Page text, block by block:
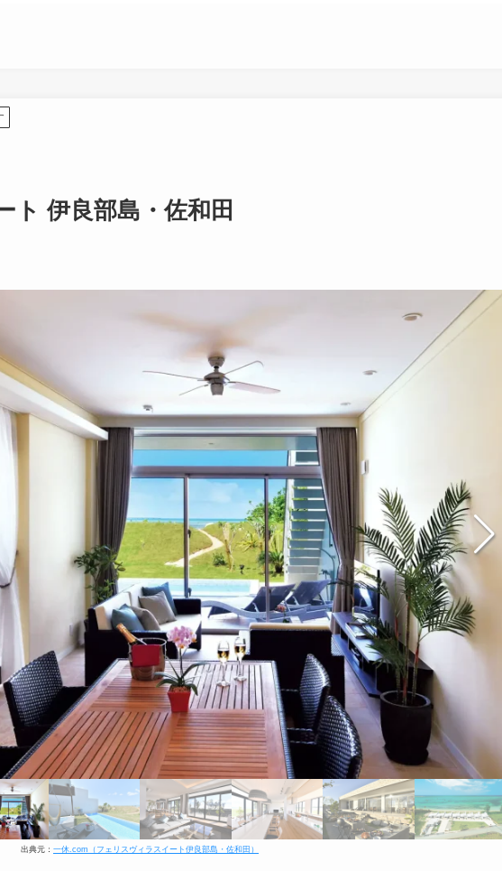
ト 伊良部島・佐和田
出典元： 一休.com（フェリスヴィラスイート伊良部島・佐和田）